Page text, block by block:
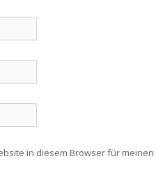
in diesem Browser für